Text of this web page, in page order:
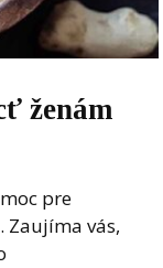
ženám
pre
Zaujíma vás,